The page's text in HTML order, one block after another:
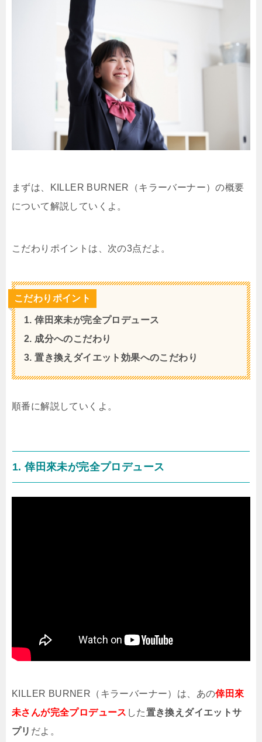
まずは、KILLER BURNER（キラーバーナー）の概要
について解説していくよ。
こだわりポイントは、次の3点だよ。
こだわりポイント
1. 倖田來未が完全プロデュース
2. 成分へのこだわり
3. 置き換えダイエット効果へのこだわり
順番に解説していくよ。
1. 倖田來未が完全プロデュース
KILLER BURNER（キラーバーナー）は、あの倖田來
未さんが完全プロデュース した置き換えダイエットサ
プリ だよ。